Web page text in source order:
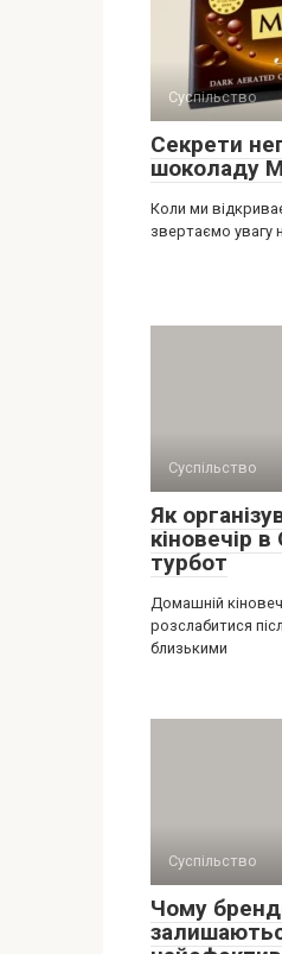
Суспільство
Секрети
шоколаду
Коли ми
звертаємо увагу
Суспільство
Як
кіновечір
турбот
Домашній
розслабитися
близькими
Суспільство
Чому